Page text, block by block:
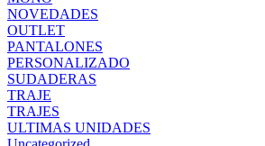
NOVEDADES
OUTLET
PANTALONES
PERSONALIZADO
SUDADERAS
TRAJE
TRAJES
ULTIMAS UNIDADES